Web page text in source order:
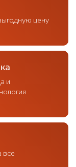
цену
и
все